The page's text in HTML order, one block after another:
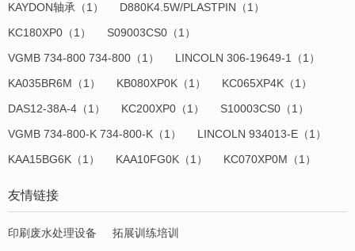
KAYDON轴承（1）
D880K4.5W/PLASTPIN（1）
KC180XP0（1）
S09003CS0（1）
VGMB 734-800 734-800（1）
LINCOLN 306-19649-1（1）
KA035BR6M（1）
KB080XP0K（1）
KC065XP4K（1）
DAS12-38A-4（1）
KC200XP0（1）
S10003CS0（1）
VGMB 734-800-K 734-800-K（1）
LINCOLN 934013-E（1）
KAA15BG6K（1）
KAA10FG0K（1） KC070XP0M（1）
友情链接
印刷废水处理设备 拓展训练培训